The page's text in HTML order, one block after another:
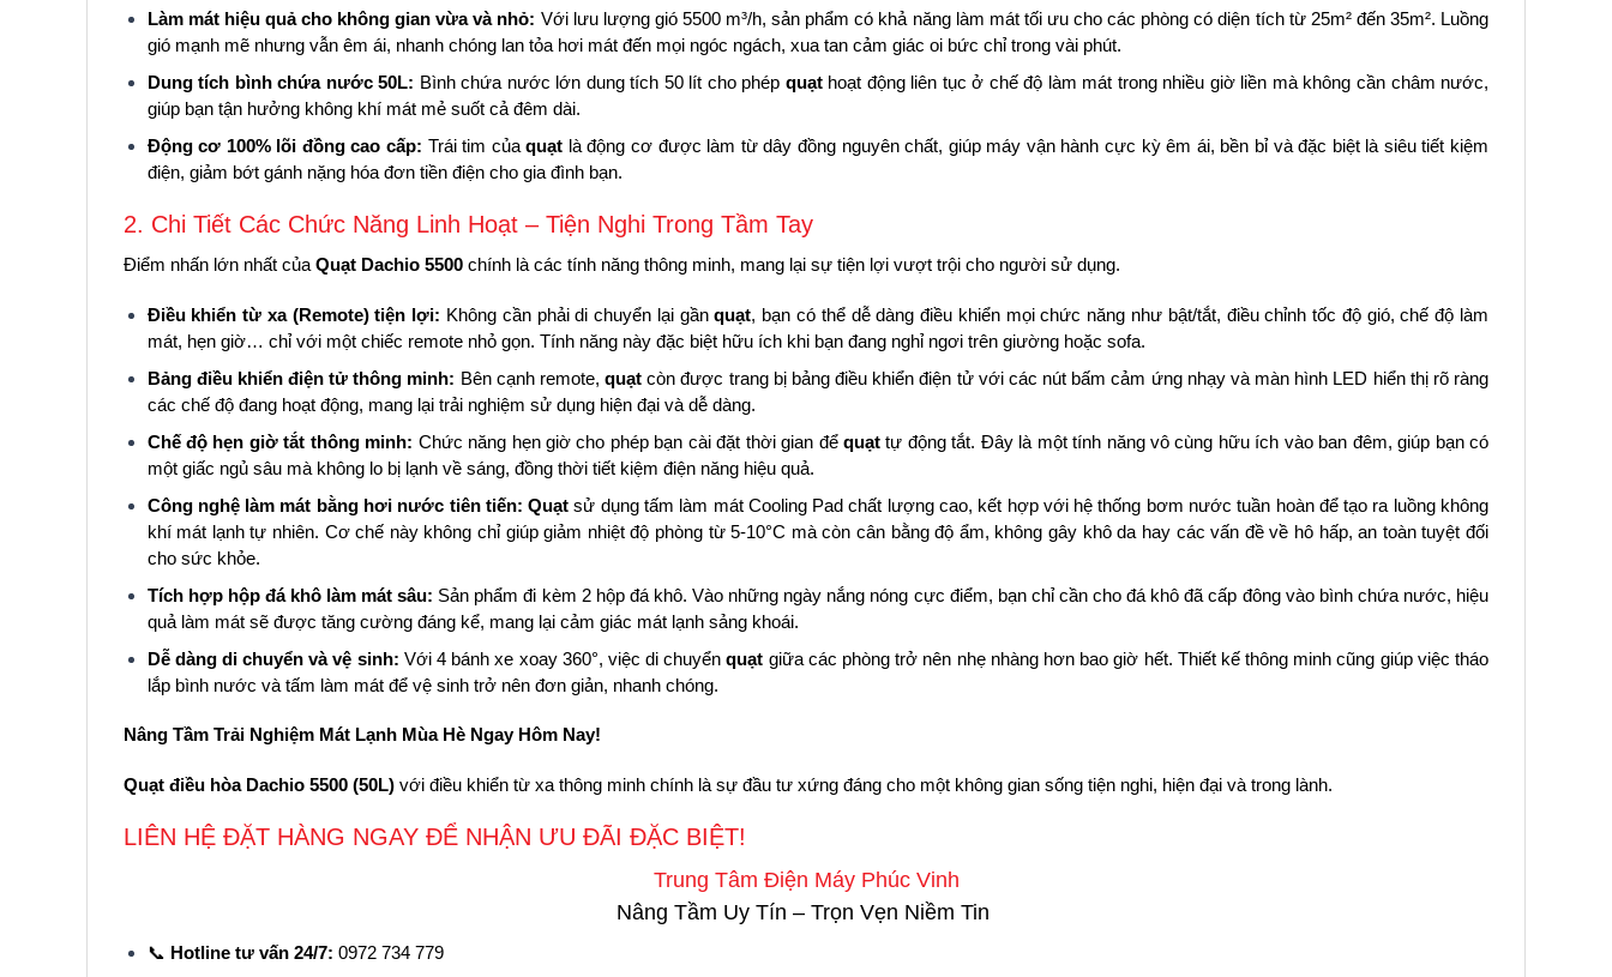
Làm mát hiệu quả cho không gian vừa và nhỏ: Với lưu lượng gió 5500 m³/h, sản phẩm có khả năng làm mát tối ưu cho các phòng có diện tích từ 25m² đến 35m². Luồng
gió mạnh mẽ nhưng vẫn êm ái, nhanh chóng lan tỏa hơi mát đến mọi ngóc ngách, xua tan cảm giác oi bức chỉ trong vài phút.
Dung tích bình chứa nước 50L: Bình chứa nước lớn dung tích 50 lít cho phép quạthoạt động liên tục ở chế độ làm mát trong nhiều giờ liền mà không cần châm nước,
giúp bạn tận hưởng không khí mát mẻ suốt cả đêm dài.
Động cơ 100% lõi đồng cao cấp: Trái tim củaquạt là động cơ được làm từ dây đồng nguyên chất, giúp máy vận hành cực kỳ êm ái, bền bỉ và đặc biệt là siêu tiết kiệm
điện, giảm bớt gánh nặng hóa đơn tiền điện cho gia đình bạn.
2. Chi Tiết Các Chức Năng Linh Hoạt – Tiện Nghi Trong Tầm Tay
Điểm nhấn lớn nhất của Quạt Dachio 5500 chính là các tính năng thông minh, mang lại sự tiện lợi vượt trội cho người sử dụng.
Điều khiển từ xa (Remote) tiện lợi: Không cần phải di chuyển lại gầnquạt, bạn có thể dễ dàng điều khiển mọi chức năng như bật/tắt, điều chỉnh tốc độ gió, chế độ làm
mát, hẹn giờ… chỉ với một chiếc remote nhỏ gọn. Tính năng này đặc biệt hữu ích khi bạn đang nghỉ ngơi trên giường hoặc sofa.
Bảng điều khiển điện tử thông minh: Bên cạnh remote,quạt còn được trang bị bảng điều khiển điện tử với các nút bấm cảm ứng nhạy và màn hình LED hiển thị rõ ràng
các chế độ đang hoạt động, mang lại trải nghiệm sử dụng hiện đại và dễ dàng.
Chế độ hẹn giờ tắt thông minh: Chức năng hẹn giờ cho phép bạn cài đặt thời gian để quạt tự động tắt. Đây là một tính năng vô cùng hữu ích vào ban đêm, giúp bạn có
một giấc ngủ sâu mà không lo bị lạnh về sáng, đồng thời tiết kiệm điện năng hiệu quả.
Công nghệ làm mát bằng hơi nước tiên tiến: Quạt sử dụng tấm làm mát Cooling Pad chất lượng cao, kết hợp với hệ thống bơm nước tuần hoàn để tạo ra luồng không
khí mát lạnh tự nhiên. Cơ chế này không chỉ giúp giảm nhiệt độ phòng từ 5-10°C mà còn cân bằng độ ẩm, không gây khô da hay các vấn đề về hô hấp, an toàn tuyệt đối
cho sức khỏe.
Tích hợp hộp đá khô làm mát sâu: Sản phẩm đi kèm 2 hộp đá khô. Vào những ngày nắng nóng cực điểm, bạn chỉ cần cho đá khô đã cấp đông vào bình chứa nước, hiệu
quả làm mát sẽ được tăng cường đáng kể, mang lại cảm giác mát lạnh sảng khoái.
Dễ dàng di chuyển và vệ sinh: Với 4 bánh xe xoay 360°, việc di chuyểnquạt giữa các phòng trở nên nhẹ nhàng hơn bao giờ hết. Thiết kế thông minh cũng giúp việc tháo
lắp bình nước và tấm làm mát để vệ sinh trở nên đơn giản, nhanh chóng.
Nâng Tầm Trải Nghiệm Mát Lạnh Mùa Hè Ngay Hôm Nay!
Quạt điều hòa Dachio 5500 (50L) với điều khiển từ xa thông minh chính là sự đầu tư xứng đáng cho một không gian sống tiện nghi, hiện đại và trong lành.
LIÊN HỆ ĐẶT HÀNG NGAY ĐỂ NHẬN ƯU ĐÃI ĐẶC BIỆT!
Trung Tâm Điện Máy Phúc Vinh
Nâng Tầm Uy Tín – Trọn Vẹn Niềm Tin
📞 Hotline tư vấn 24/7: 0972 734 779